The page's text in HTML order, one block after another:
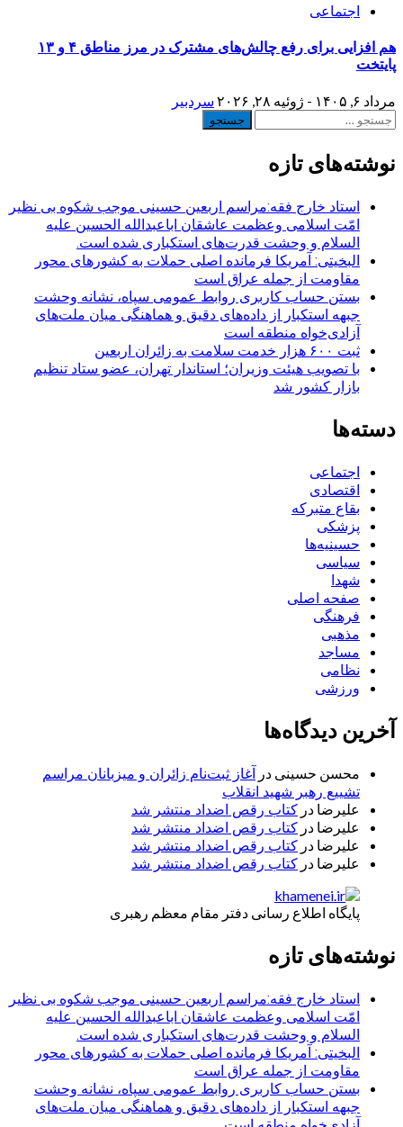
اجتماعی
هم افزایی برای رفع چالش‌های مشترک در مرز مناطق ۴ و ۱۳
پایتخت
مرداد ۶, ۱۴۰۵ - ژوئیه ۲۸, ۲۰۲۶
سردبیر
جستجو
نوشته‌های تازه
استاد خارج فقه:مراسم اربعین حسینی موجب شکوه بی نظیر
امّت اسلامی وعظمت عاشقان اباعبدالله الحسین علیه
السلام و وحشت قدرت‌های استکباری شده است.
البخیتی: آمریکا فرمانده اصلی حملات به کشورهای محور
مقاومت از جمله عراق است
بستن حساب کاربری روابط عمومی سپاه، نشانه‌ وحشت
جبهه استکبار از داده‌های دقیق و هماهنگی میان ملت‌های
آزادی‌خواه منطقه است
ثبت ۶۰۰ هزار خدمت سلامت به زائران اربعین
با تصویب هیئت وزیران؛ استاندار تهران، عضو ستاد تنظیم
بازار کشور شد
دسته‌ها
اجتماعی
اقتصادی
بقاع متبرکه
پزشکی
حسینیه‌ها
سیاسی
شهدا
صفحه اصلی
فرهنگی
مذهبی
مساجد
نظامی
ورزشی
آخرین دیدگاه‌ها
محسن حسینی در آغاز ثبت‌نام زائران و میزبانان مراسم
تشییع رهبر شهید انقلاب
علیرضا در کتاب رقص اضداد منتشر شد
علیرضا در کتاب رقص اضداد منتشر شد
علیرضا در کتاب رقص اضداد منتشر شد
علیرضا در کتاب رقص اضداد منتشر شد
پایگاه اطلاع رسانی دفتر مقام معظم رهبری
نوشته‌های تازه
استاد خارج فقه:مراسم اربعین حسینی موجب شکوه بی نظیر
امّت اسلامی وعظمت عاشقان اباعبدالله الحسین علیه
السلام و وحشت قدرت‌های استکباری شده است.
البخیتی: آمریکا فرمانده اصلی حملات به کشورهای محور
مقاومت از جمله عراق است
بستن حساب کاربری روابط عمومی سپاه، نشانه‌ وحشت
جبهه استکبار از داده‌های دقیق و هماهنگی میان ملت‌های